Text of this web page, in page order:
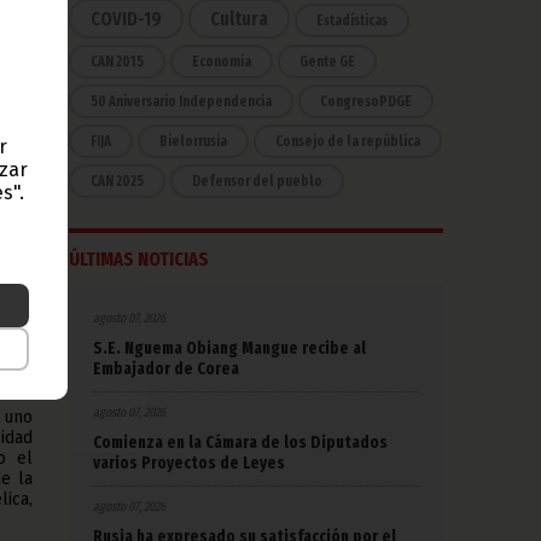
E.
y
el
la
COVID-19 Cultura Estadísticas
CAN 2015 Economía Gente GE
50 Aniversario Independencia CongresoPDGE
FIJA Bielorrusia Consejo de la república
CAN 2025 Defensor del pueblo
ÚLTIMAS NOTICIAS
agosto 07, 2026
S.E. Nguema Obiang Mangue recibe al
Embajador de Corea
agosto 07, 2026
Comienza en la Cámara de los Diputados
varios Proyectos de Leyes
agosto 07, 2026
Rusia ha expresado su satisfacción por el